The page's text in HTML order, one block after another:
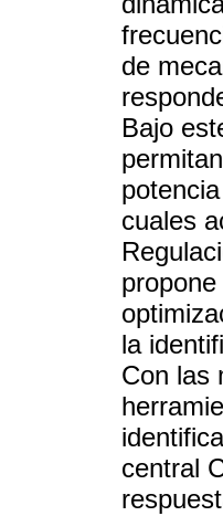
de
Bajo
cuales
la
Con las
central